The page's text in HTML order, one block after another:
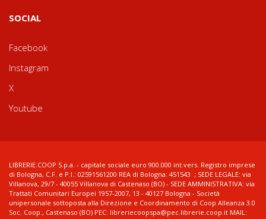
SOCIAL
Facebook
Instagram
X
Youtube
LIBRERIE.COOP S.p.a. - capitale sociale euro 900.000 int.vers. Registro imprese
di Bologna, C.F. e P.I.: 02591561200 REA di Bologna: 451543 ; SEDE LEGALE: via
Villanova, 29/7 - 40055 Villanova di Castenaso (BO) - SEDE AMMINISTRATIVA: via
Trattati Comunitari Europei 1957-2007, 13 - 40127 Bologna - Società
unipersonale sottoposta alla Direzione e Coordinamento di Coop Alleanza 3.0
Soc. Coop., Castenaso (BO) PEC: libreriecoopspa@pec.librerie.coop.it MAIL: